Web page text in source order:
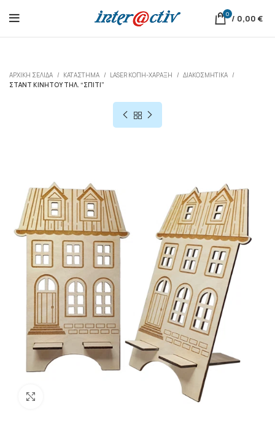
0 / 0,00 €
ΑΡΧΙΚΉ ΣΕΛΊΔΑ ΚΑΤΆΣΤΗΜΑ LASER ΚΟΠΗ-ΧΑΡΑΞΗ
ΔΙΑΚΟΣΜΗΤΙΚΆ
ΣΤΆΝΤ ΚΙΝΗΤΟΎ ΤΗΛ. “ΣΠΊΤΙ”